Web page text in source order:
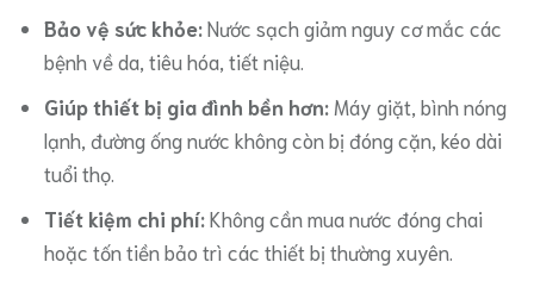
Bảo vệ sức khỏe:Nước sạch giảm nguy cơ mắc các
bệnh về da, tiêu hóa, tiết niệu.
Giúp thiết bị gia đình bền hơn: Máy giặt, bình nóng
lạnh, đường ống nước không còn bị đóng cặn, kéo dài
tuổi thọ.
Tiết kiệm chi phí:Không cần mua nước đóng chai
hoặc tốn tiền bảo trì các thiết bị thường xuyên.